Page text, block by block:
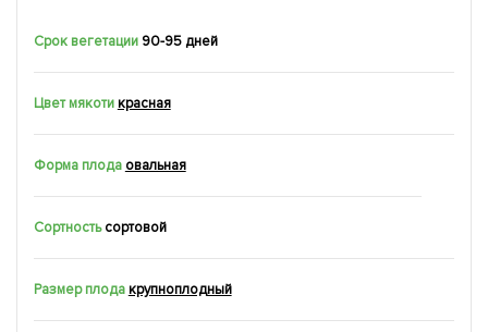
Срок вегетации 90-95 дней
Цвет мякотикрасная
Форма плода овальная
Сортность сортовой
Размер плодакрупноплодный